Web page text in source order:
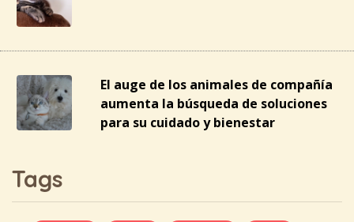
El auge de los animales de compañía
aumenta la búsqueda de soluciones
para su cuidado y bienestar
Tags